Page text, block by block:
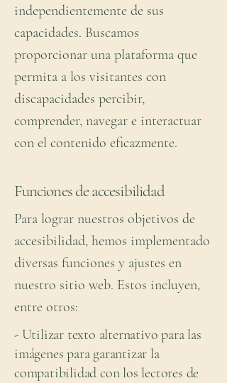
independientemente de sus
capacidades. Buscamos
proporcionar una plataforma que
permita a los visitantes con
discapacidades percibir,
comprender, navegar e interactuar
con el contenido eficazmente.
Funciones de accesibilidad
Para lograr nuestros objetivos de
accesibilidad, hemos implementado
diversas funciones y ajustes en
nuestro sitio web. Estos incluyen,
entre otros:
- Utilizar texto alternativo para las
imágenes para garantizar la
compatibilidad con los lectores de